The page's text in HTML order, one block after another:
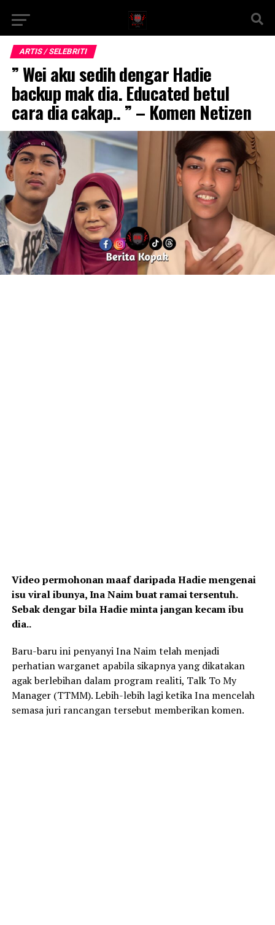
ARTIS / SELEBRITI
” Wei aku sedih dengar Hadie
backup mak dia. Educated betul
cara dia cakap.. ” – Komen Netizen
Video permohonan maaf daripada Hadie mengenai
isu viral ibunya, Ina Naim buat ramai tersentuh.
Sebak dengar bila Hadie minta jangan kecam ibu
dia..
Baru-baru ini penyanyi Ina Naim telah menjadi
perhatian warganet apabila sikapnya yang dikatakan
agak berlebihan dalam program realiti, Talk To My
Manager (TTMM). Lebih-lebih lagi ketika Ina mencelah
semasa juri rancangan tersebut memberikan komen.